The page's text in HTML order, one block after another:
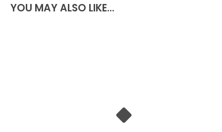
YOU MAY ALSO LIKE...